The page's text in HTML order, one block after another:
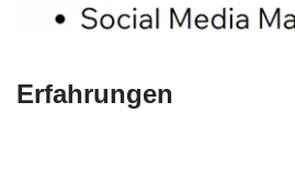
Erfahrungen